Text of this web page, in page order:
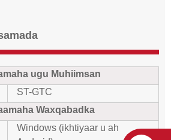
ugu Muhiimsan
ST-GTC
Waxqabadka
Windows (ikhtiyaar u ah